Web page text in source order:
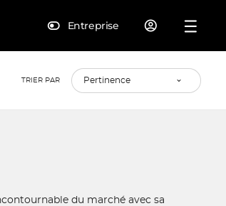
Entreprise
TRIER PAR
du marché avec sa